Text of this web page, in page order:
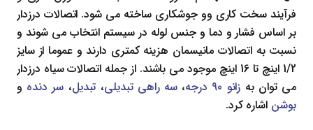
فرآیند سخت کاری وو جوشکاری ساخته می شود. اتصالات درزدار
بر اساس فشار و دما و جنس لوله در سیستم انتخاب می شوند و
نسبت به اتصالات مانیسمان هزینه کمتری دارند و عموما از سایز
1/2 اینچ تا 16 اینچ موجود می باشند. از جمله اتصالات سیاه درزدار
می توان به زانو 90 درجه ،سه راهی تبدیلی، تبدیل، سر دنده و
بوشن اشاره کرد.